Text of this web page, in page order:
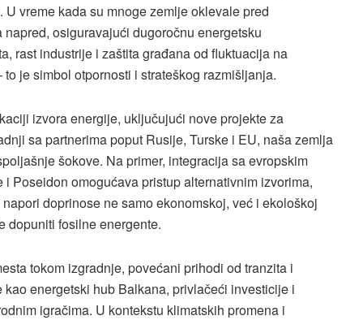
vreme kada su mnoge zemlje oklevale pred
osiguravajući dugoročnu energetsku
rast industrije i zaštita građana od fluktuacija na
je simbol otpornosti i strateškog razmišljanja.
izvora energije, uključujući nove projekte za
sa partnerima poput Rusije, Turske i EU, naša zemlja
šokove. Na primer, integracija sa evropskim
Poseidon omogućava pristup alternativnim izvorima,
doprinose ne samo ekonomskoj, već i ekološkoj
dopuniti fosilne energente.
tokom izgradnje, povećani prihodi od tranzita i
energetski hub Balkana, privlačeći investicije i
igračima. U kontekstu klimatskih promena i